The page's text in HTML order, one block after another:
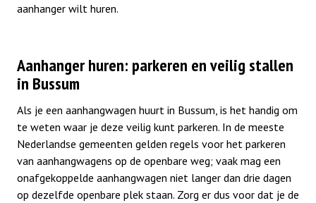
aanhanger wilt huren.
Aanhanger huren: parkeren en veilig stallen
in Bussum
Als je een aanhangwagen huurt in Bussum, is het handig om
te weten waar je deze veilig kunt parkeren. In de meeste
Nederlandse gemeenten gelden regels voor het parkeren
van aanhangwagens op de openbare weg; vaak mag een
onafgekoppelde aanhangwagen niet langer dan drie dagen
op dezelfde openbare plek staan. Zorg er dus voor dat je de